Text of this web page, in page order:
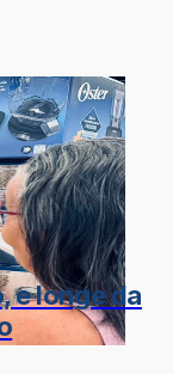
e longe da